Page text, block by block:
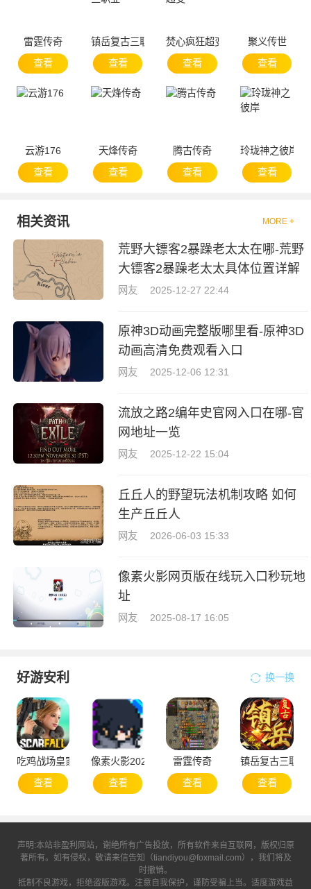
雷霆传奇
查看
镇岳复古三职业
查看
焚心疯狂超变
查看
聚义传世
查看
云游176
查看
天烽传奇
查看
腾古传奇
查看
玲珑神之彼岸
查看
相关资讯 MORE +
荒野大镖客2暴躁老太太在哪-荒野
大镖客2暴躁老太太具体位置详解
网友 2025-12-27 22:44
原神3D动画完整版哪里看-原神3D
动画高清免费观看入口
网友 2025-12-06 12:31
流放之路2编年史官网入口在哪-官
网地址一览
网友 2025-12-22 15:04
丘丘人的野望玩法机制攻略 如何
生产丘丘人
网友 2026-06-03 15:33
像素火影网页版在线玩入口秒玩地
址
网友 2025-08-17 16:05
好游安利 换一换
吃鸡战场皇家大战
查看
像素火影2025次世代1.20版本
查看
雷霆传奇
查看
镇岳复古三职业
查看
声明:本站非盈利网站，谢绝所有广告投放，所有软件来自互联网，版权归原
著所有。如有侵权，敬请来信告知（tiandiyou@foxmail.com），我们将及
时撤销。
抵制不良游戏，拒绝盗版游戏。注意自我保护，谨防受骗上当。适度游戏益